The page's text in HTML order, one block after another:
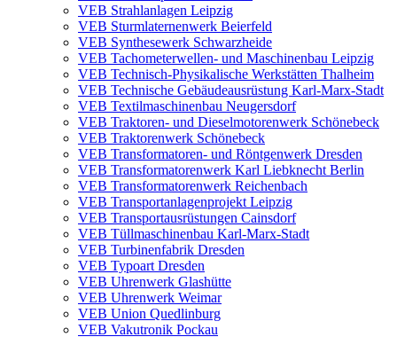
VEB Strahlanlagen Leipzig
VEB Sturmlaternenwerk Beierfeld
VEB Synthesewerk Schwarzheide
VEB Tachometerwellen- und Maschinenbau Leipzig
VEB Technisch-Physikalische Werkstätten Thalheim
VEB Technische Gebäudeausrüstung Karl-Marx-Stadt
VEB Textilmaschinenbau Neugersdorf
VEB Traktoren- und Dieselmotorenwerk Schönebeck
VEB Traktorenwerk Schönebeck
VEB Transformatoren- und Röntgenwerk Dresden
VEB Transformatorenwerk Karl Liebknecht Berlin
VEB Transformatorenwerk Reichenbach
VEB Transportanlagenprojekt Leipzig
VEB Transportausrüstungen Cainsdorf
VEB Tüllmaschinenbau Karl-Marx-Stadt
VEB Turbinenfabrik Dresden
VEB Typoart Dresden
VEB Uhrenwerk Glashütte
VEB Uhrenwerk Weimar
VEB Union Quedlinburg
VEB Vakutronik Pockau